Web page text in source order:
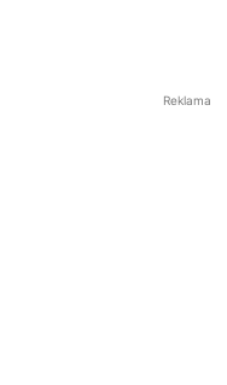
Reklama